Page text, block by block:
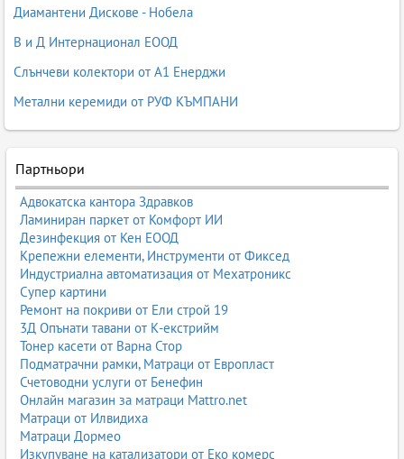
Диамантени Дискове - Нобела
В и Д Интернационал ЕООД
Слънчеви колектори от А1 Енерджи
Метални керемиди от РУФ КЪМПАНИ
Партньори
Адвокатска кантора Здравков
Ламиниран паркет от Комфорт ИИ
Дезинфекция от Кен ЕООД
Крепежни елементи, Инструменти от Фиксед
Индустриална автоматизация от Мехатроникс
Супер картини
Ремонт на покриви от Ели строй 19
3Д Опънати тавани от К-екстрийм
Тонер касети от Варна Стор
Подматрачни рамки, Матраци от Европласт
Счетоводни услуги от Бенефин
Онлайн магазин за матраци Mattro.net
Матраци от Илвидиха
Матраци Дормео
Изкупуване на катализатори от Еко комерс